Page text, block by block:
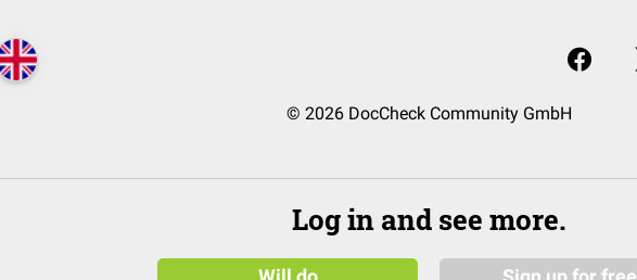
© 2026 DocCheck Community GmbH
Log in and see more.